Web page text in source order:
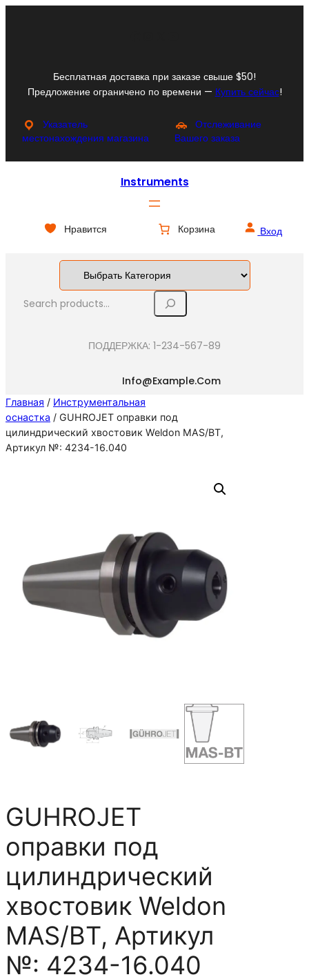
Бесплатная доставка при заказе свыше $50!
Предложение ограничено по времени — Купить сейчас!
Указатель
местонахождения магазина
Отслеживание
Вашего заказа
Instruments
Нравится Корзина Вход
S
ПОДДЕРЖКА: 1-234-567-89
Info@example.com
Главная / Инструментальная
оснастка / GUHROJET оправки под
цилиндрический хвостовик Weldon MAS/BT,
Артикул №: 4234-16.040
GUHROJET
оправки под
цилиндрический
хвостовик Weldon
MAS/BT, Артикул
№: 4234-16.040